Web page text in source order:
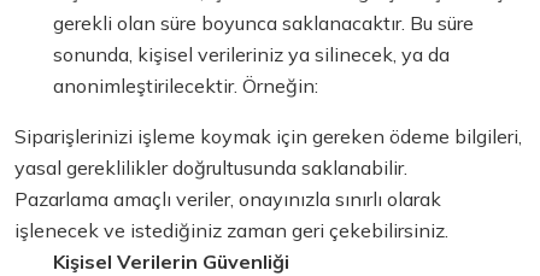
gerekli olan süre boyunca saklanacaktır. Bu süre
sonunda, kişisel verileriniz ya silinecek, ya da
anonimleştirilecektir. Örneğin:
Siparişlerinizi işleme koymak için gereken ödeme bilgileri,
yasal gereklilikler doğrultusunda saklanabilir.
Pazarlama amaçlı veriler, onayınızla sınırlı olarak
işlenecek ve istediğiniz zaman geri çekebilirsiniz.
Kişisel Verilerin Güvenliği